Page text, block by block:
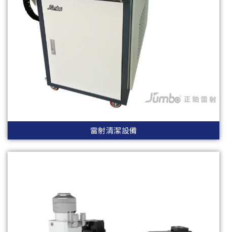
雷射清潔設備